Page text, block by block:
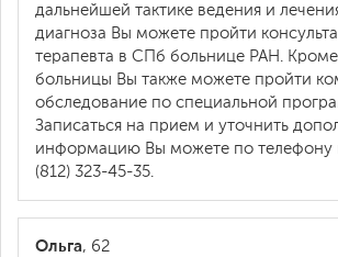
дальнейшей тактике ведения и
диагноза Вы можете пройти
терапевта в СПб больнице РАН. Кроме
больницы Вы также можете пройти
обследование по специальной
Записаться на прием и уточнить
информацию Вы можете по телефону
(812) 323-45-35.
Ольга, 62